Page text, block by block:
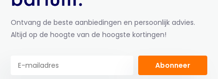
Ontvang de beste aanbiedingen en persoonlijk advies.
Altijd op de hoogte van de hoogste kortingen!
Abonneer